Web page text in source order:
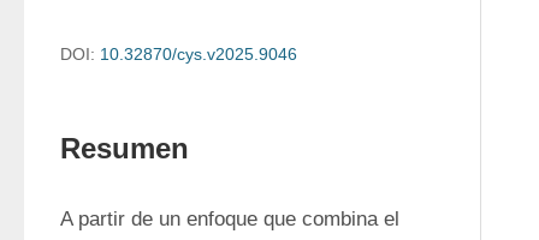
DOI: 10.32870/cys.v2025.9046
Resumen
A partir de un enfoque que combina el